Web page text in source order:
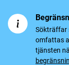
Sökträffar
omfattas
tjänsten